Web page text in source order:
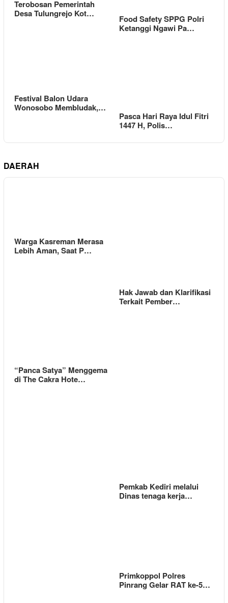
Terobosan Pemerintah
Desa Tulungrejo Kot…
Food Safety SPPG Polri
Ketanggi Ngawi Pa…
Festival Balon Udara
Wonosobo Membludak,…
Pasca Hari Raya Idul Fitri
1447 H, Polis…
DAERAH
Warga Kasreman Merasa
Lebih Aman, Saat P…
Hak Jawab dan Klarifikasi
Terkait Pember…
“Panca Satya” Menggema
di The Cakra Hote…
Pemkab Kediri melalui
Dinas tenaga kerja…
Primkoppol Polres
Pinrang Gelar RAT ke-5…